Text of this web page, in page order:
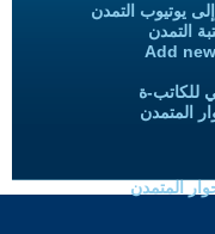
يوتيوب التمدن
التمدن
Add
للكاتب-ة
المتمدن
المتمدن